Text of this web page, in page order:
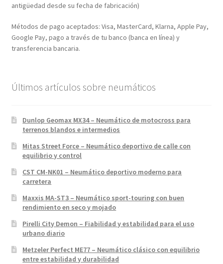
antigüedad desde su fecha de fabricación)
Métodos de pago aceptados: Visa, MasterCard, Klarna, Apple Pay,
Google Pay, pago a través de tu banco (banca en línea) y
transferencia bancaria.
Últimos artículos sobre neumáticos
Dunlop Geomax MX34 – Neumático de motocross para
terrenos blandos e intermedios
Mitas Street Force – Neumático deportivo de calle con
equilibrio y control
CST CM-NK01 – Neumático deportivo moderno para
carretera
Maxxis MA-ST3 – Neumático sport-touring con buen
rendimiento en seco y mojado
Pirelli City Demon – Fiabilidad y estabilidad para el uso
urbano diario
Metzeler Perfect ME77 – Neumático clásico con equilibrio
entre estabilidad y durabilidad